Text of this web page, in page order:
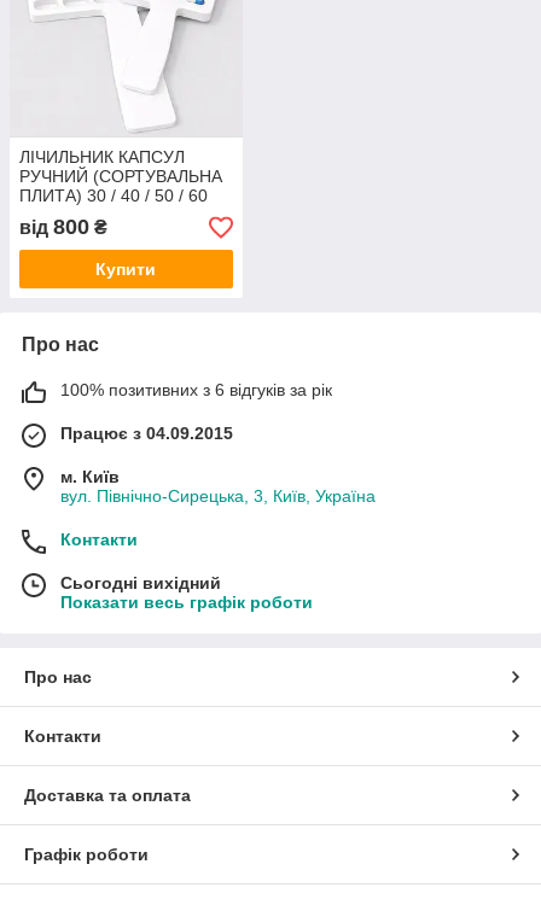
ЛІЧИЛЬНИК КАПСУЛ
РУЧНИЙ (СОРТУВАЛЬНА
ПЛИТА) 30 / 40 / 50 / 60
комірок
від 800 ₴
Купити
Про нас
100% позитивних з 6 відгуків за рік
Працює з 04.09.2015
м. Київ
вул. Північно-Сирецька, 3, Київ, Україна
Контакти
Сьогодні вихідний
Показати весь графік роботи
Про нас
Контакти
Доставка та оплата
Графік роботи